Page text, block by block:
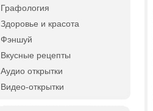
Графология
Здоровье и красота
Фэншуй
Вкусные рецепты
Аудио открытки
Видео-открытки